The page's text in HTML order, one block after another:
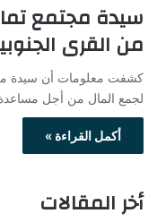
سيدة مجتمع
من القرى
كشفت معلومات أن سيدة
لجمع المال من أجل مساعدة
أكمل القراءة »
أخر المقالات